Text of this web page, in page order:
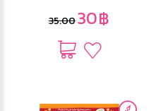
35.0030฿